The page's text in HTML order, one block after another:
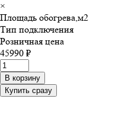
×
Площадь обогрева,м2
Тип подключения
Розничная цена
45990 ₽
В корзину
Купить сразу